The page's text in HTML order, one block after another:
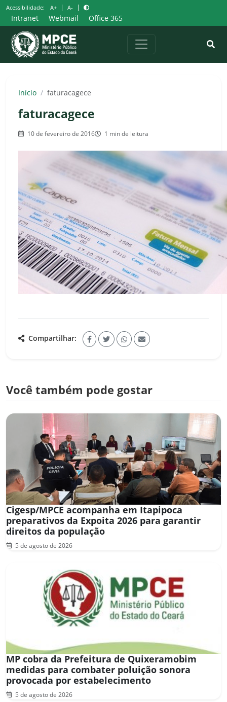
Pular
para
o
conteúdo
Acessibilidade: A+ | A- |
Intranet Webmail Office 365
Início / faturacagece
faturacagece
10 de fevereiro de 2016 1 min de leitura
Compartilhar:
Você também pode gostar
Cigesp/MPCE acompanha em Itapipoca
preparativos da Expoita 2026 para garantir
direitos da população
5 de agosto de 2026
MP cobra da Prefeitura de Quixeramobim
medidas para combater poluição sonora
provocada por estabelecimento
5 de agosto de 2026